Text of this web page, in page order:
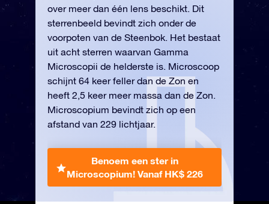
over meer dan één lens beschikt. Dit
sterrenbeeld bevindt zich onder de
voorpoten van de Steenbok. Het bestaat
uit acht sterren waarvan Gamma
Microscopii de helderste is. Microscoop
schijnt 64 keer feller dan de Zon en
heeft 2,5 keer meer massa dan de Zon.
Microscopium bevindt zich op een
afstand van 229 lichtjaar.
Benoem een ster in
Microscopium! Vanaf HK$ 226